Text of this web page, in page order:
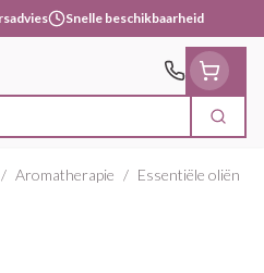
Snelle beschikbaarheid
Zoek
/ Aromatherapie / Essentiële oliën